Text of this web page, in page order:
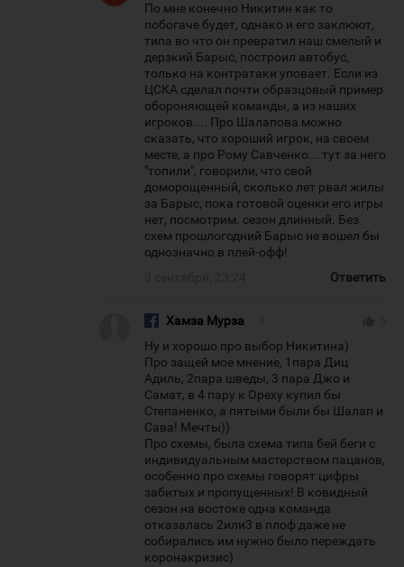
По мне конечно Никитин как то
побогаче будет, однако и его заклюют,
типа во что он превратил наш смелый и
дерзкий Барыс, построил автобус,
только на контратаки уповает. Если из
ЦСКА сделал почти образцовый пример
обороняющей команды, а из наших
игроков.... Про Шалапова можно
сказать, что хороший игрок, на своем
месте, а про Рому Савченко... тут за него
"топили", говорили, что свой
доморощенный, сколько лет рвал жилы
за Барыс, пока готовой оценки его игры
нет, посмотрим. сезон длинный. Без
схем прошлогодний Барыс не вошел бы
однозначно в плей-офф!
Ответить
Хамза Мурза
Ну и хорошо про выбор Никитина)
Про защей мое мнение, 1пара Диц
Адиль, 2пара шведы, 3 пара Джо и
Самат, в 4 пару к Ореху купил бы
Степаненко, а пятыми были бы Шалап и
Сава! Мечты))
Про схемы, была схема типа бей беги с
индивидуальным мастерством пацанов,
особенно про схемы говорят цифры
забитых и пропущенных! В ковидный
сезон на востоке одна команда
отказалась 2или3 в плоф даже не
собирались им нужно было переждать
коронакризис)